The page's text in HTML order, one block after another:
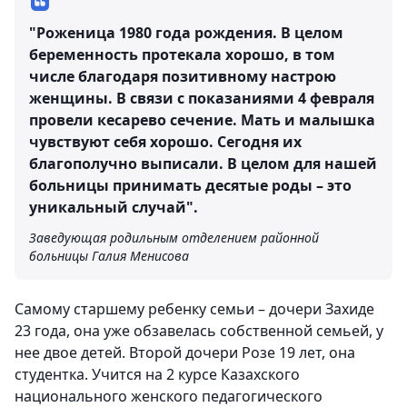
"Роженица 1980 года рождения. В целом
беременность протекала хорошо, в том
числе благодаря позитивному настрою
женщины. В связи с показаниями 4 февраля
провели кесарево сечение. Мать и малышка
чувствуют себя хорошо. Сегодня их
благополучно выписали. В целом для нашей
больницы принимать десятые роды – это
уникальный случай".
Заведующая родильным отделением районной
больницы Галия Менисова
Самому старшему ребенку семьи – дочери Захиде
23 года, она уже обзавелась собственной семьей, у
нее двое детей. Второй дочери Розе 19 лет, она
студентка. Учится на 2 курсе Казахского
национального женского педагогического